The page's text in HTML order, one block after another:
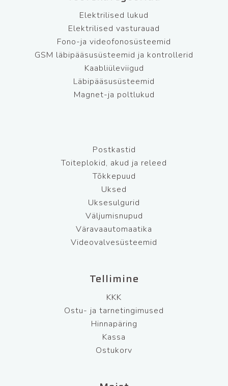
Elektrilised lukud
Elektrilised vasturauad
Fono-ja videofonosüsteemid
GSM läbipääsusüsteemid ja kontrollerid
Kaabliüleviigud
Läbipääsusüsteemid
Magnet-ja poltlukud
Postkastid
Toiteplokid, akud ja releed
Tõkkepuud
Uksed
Uksesulgurid
Väljumisnupud
Väravaautomaatika
Videovalvesüsteemid
Tellimine
KKK
Ostu- ja tarnetingimused
Hinnapäring
Kassa
Ostukorv